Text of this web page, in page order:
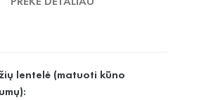
lentelė (matuoti kūno